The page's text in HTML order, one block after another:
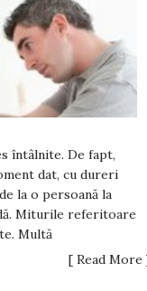
întâlnite. De fapt,
dat, cu dureri
la o persoană la
Miturile referitoare
Multă
[ Read More